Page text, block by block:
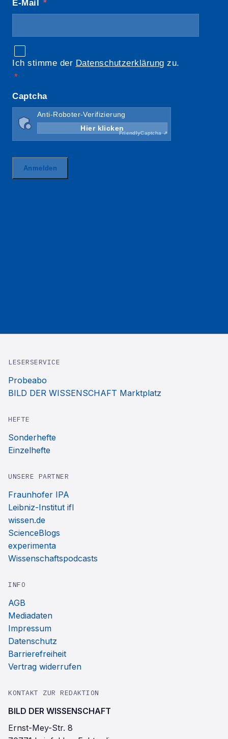
LESERSERVICE
Probeabo
BILD DER WISSENSCHAFT Marktplatz
HEFTE
Sonderhefte
Einzelhefte
UNSERE PARTNER
Fraunhofer IPA
Leibniz-Institut ifl
wissen.de
ScienceBlogs
experimenta
Wissenschaftspodcasts
INFO
AGB
Mediadaten
Impressum
Datenschutz
Barrierefreiheit
Vertrag widerrufen
KONTAKT ZUR REDAKTION
BILD DER WISSENSCHAFT
Ernst-Mey-Str. 8